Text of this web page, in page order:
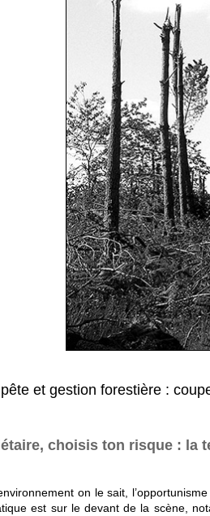
et gestion forestière :
choisis ton risque : la
on le sait,
est sur le devant de la scène,